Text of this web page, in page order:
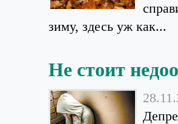
зиму, здесь уж как...
Не стоит